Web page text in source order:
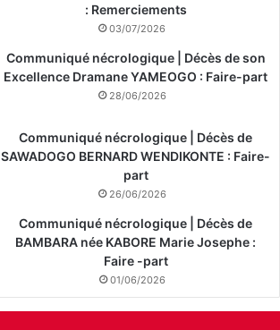
: Remerciements
03/07/2026
Communiqué nécrologique | Décès de son
Excellence Dramane YAMEOGO : Faire-part
28/06/2026
Communiqué nécrologique | Décès de
SAWADOGO BERNARD WENDIKONTE : Faire-
part
26/06/2026
Communiqué nécrologique | Décès de
BAMBARA née KABORE Marie Josephe :
Faire -part
01/06/2026